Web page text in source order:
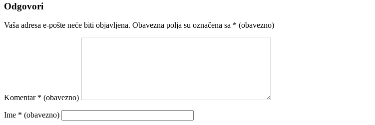
Odgovori
Vaša adresa e-pošte neće biti objavljena. Obavezna polja su označena sa * (obavezno)
Komentar * (obavezno)
Ime * (obavezno)